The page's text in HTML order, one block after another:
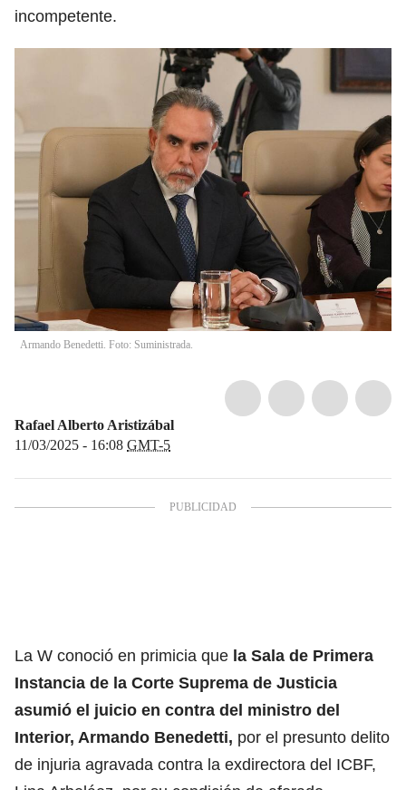
incompetente.
Armando Benedetti. Foto: Suministrada.
Rafael Alberto Aristizábal
11/03/2025 - 16:08 GMT-5
La W conoció en primicia que la Sala de Primera
Instancia de la Corte Suprema de Justicia
asumió el juicio en contra del ministro del
Interior, Armando Benedetti, por el presunto delito
de injuria agravada contra la exdirectora del ICBF,